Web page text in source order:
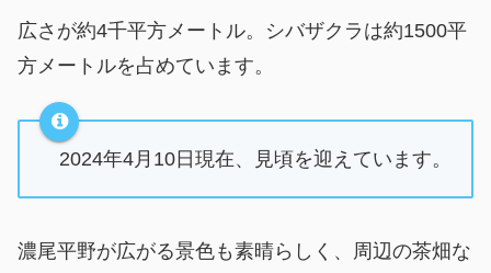
広さが約4千平方メートル。シバザクラは約1500平
方メートルを占めています。
2024年4月10日現在、見頃を迎えています。
濃尾平野が広がる景色も素晴らしく、周辺の茶畑な